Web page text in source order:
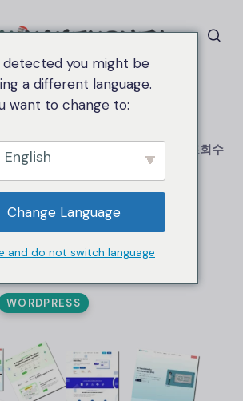
버스 정류장은 관광명소입니다.
on 2.6케이 조회수
프레스버스 정
광명소입니
WORDPRESS
detected you might be
a different language.
want to change to:
English
Change Language
and do not switch language